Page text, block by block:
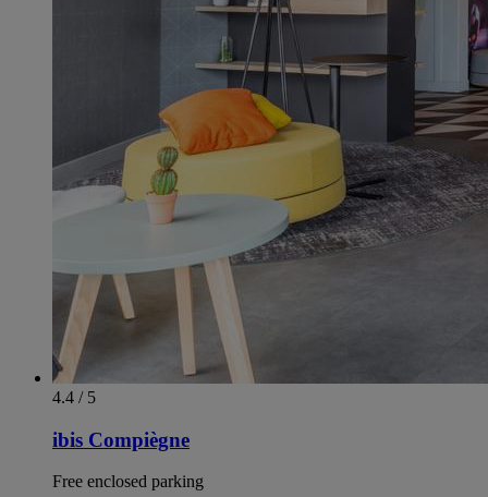
4.4 / 5
ibis Compiègne
Free enclosed parking